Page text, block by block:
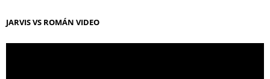
JARVIS VS ROMÁN VIDEO